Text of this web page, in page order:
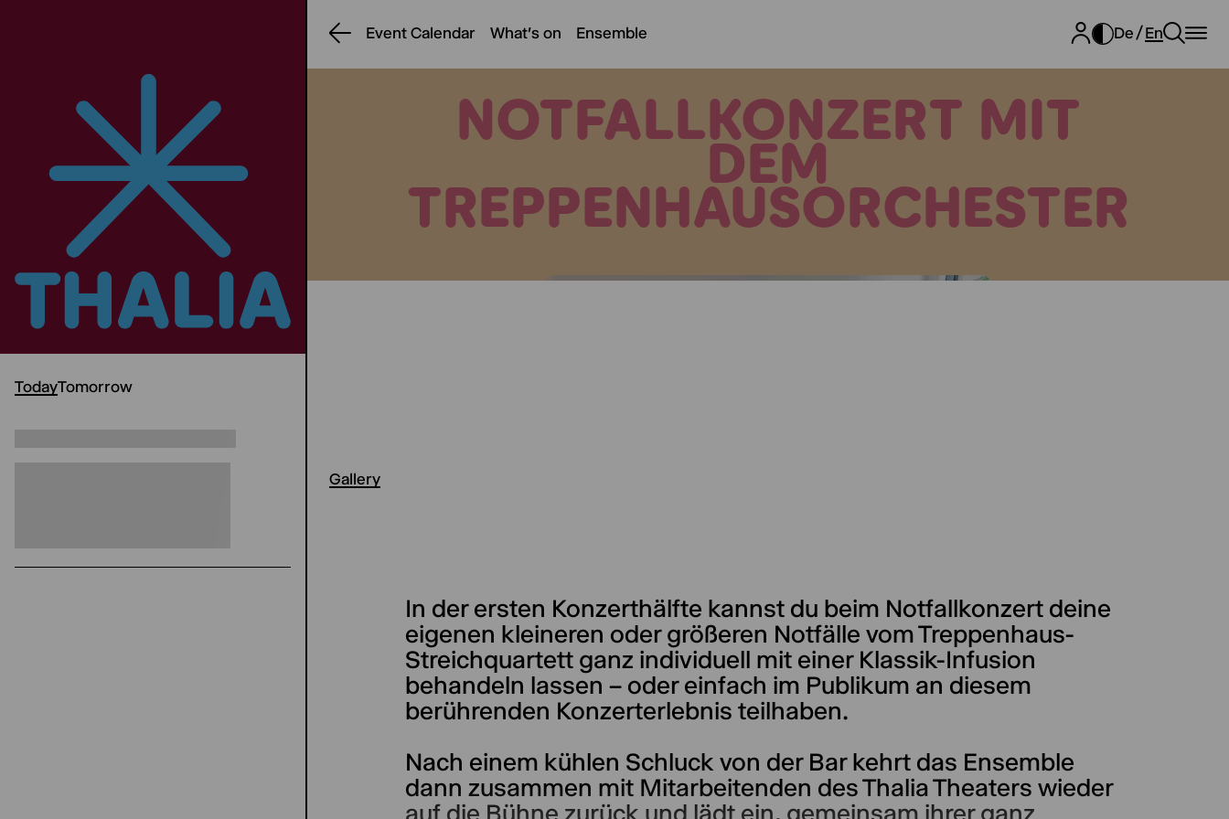
TodayTomorrow
Event Calendar What's on Ensemble De En
NOTFALLKONZERT MIT
DEM
TREPPENHAUSORCHESTER
Gallery
In der ersten Konzerthälfte kannst du beim Notfallkonzert deine
eigenen kleineren oder größeren Notfälle vom Treppenhaus-
Streichquartett ganz individuell mit einer Klassik-Infusion
behandeln lassen – oder einfach im Publikum an diesem
berührenden Konzerterlebnis teilhaben.
Nach einem kühlen Schluck von der Bar kehrt das Ensemble
dann zusammen mit Mitarbeitenden des Thalia Theaters wieder